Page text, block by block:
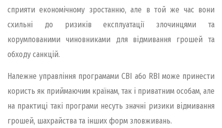
сприяти економічному зростанню, але в той же час вони
схильні до ризиків експлуатації злочинцями та
корумпованими чиновниками для відмивання грошей та
обходу санкцій.
Належне управління програмами CBI або RBI може принести
користь як приймаючим країнам, так і приватним особам, але
на практиці такі програми несуть значні ризики відмивання
грошей, шахрайства та інших форм зловживань.